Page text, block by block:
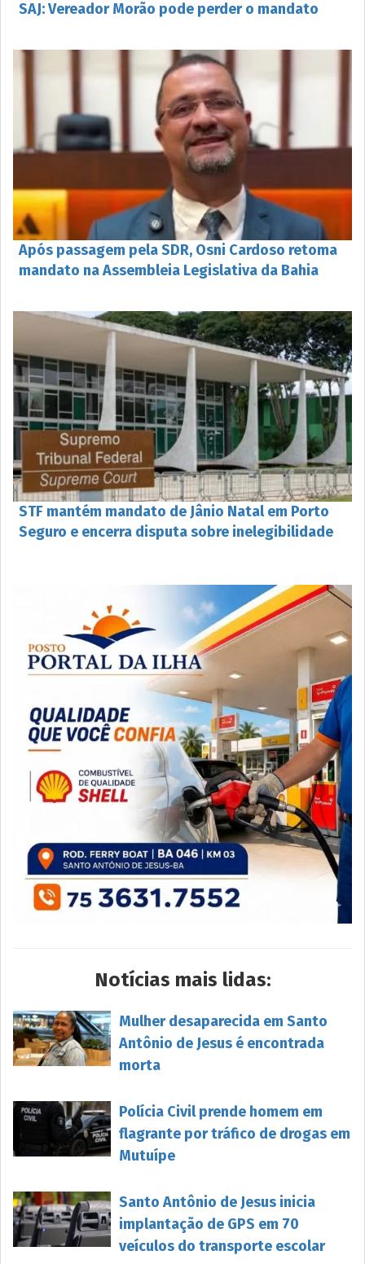
SAJ: Vereador Morão pode perder o mandato
Após passagem pela SDR, Osni Cardoso retoma
mandato na Assembleia Legislativa da Bahia
STF mantém mandato de Jânio Natal em Porto
Seguro e encerra disputa sobre inelegibilidade
Notícias mais lidas:
Mulher desaparecida em Santo
Antônio de Jesus é encontrada
morta
Polícia Civil prende homem em
flagrante por tráfico de drogas em
Mutuípe
Santo Antônio de Jesus inicia
implantação de GPS em 70
veículos do transporte escolar